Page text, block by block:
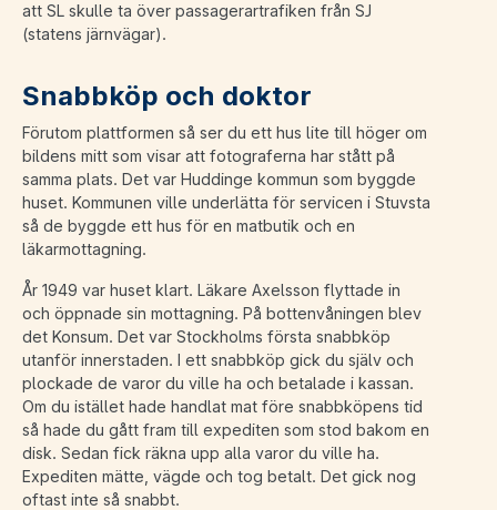
att SL skulle ta över passagerartrafiken från SJ
(statens järnvägar).
Snabbköp och doktor
Förutom plattformen så ser du ett hus lite till höger om
bildens mitt som visar att fotograferna har stått på
samma plats. Det var Huddinge kommun som byggde
huset. Kommunen ville underlätta för servicen i Stuvsta
så de byggde ett hus för en matbutik och en
läkarmottagning.
År 1949 var huset klart. Läkare Axelsson flyttade in
och öppnade sin mottagning. På bottenvåningen blev
det Konsum. Det var Stockholms första snabbköp
utanför innerstaden. I ett snabbköp gick du själv och
plockade de varor du ville ha och betalade i kassan.
Om du istället hade handlat mat före snabbköpens tid
så hade du gått fram till expediten som stod bakom en
disk. Sedan fick räkna upp alla varor du ville ha.
Expediten mätte, vägde och tog betalt. Det gick nog
oftast inte så snabbt.